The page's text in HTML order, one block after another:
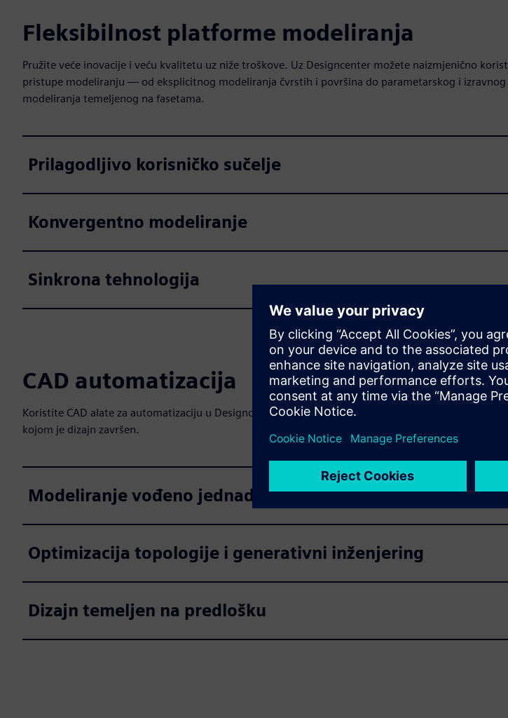
Fleksibilnost platforme modeliranja
Pružite veće inovacije i veću kvalitetu uz niže troškove. Uz Designcenter možete naizmjenično
pristupe modeliranju — od eksplicitnog modeliranja čvrstih i površina do parametarskog i
modeliranja temeljenog na fasetama.
Prilagodljivo korisničko sučelje
Konvergentno modeliranje
Sinkrona tehnologija
CAD automatizacija
Koristite CAD alate za automatizaciju u Designcentru kako biste poboljšali kvalitetu dizajna
kojom je dizajn završen.
Modeliranje vođeno jednadžbom
Optimizacija topologije i generativni inženjering
Dizajn temeljen na predlošku